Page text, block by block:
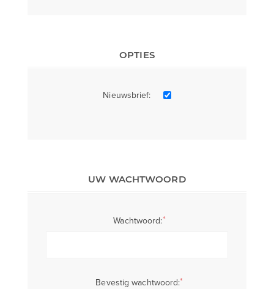
OPTIES
Nieuwsbrief:
UW WACHTWOORD
Wachtwoord:*
Bevestig wachtwoord:*